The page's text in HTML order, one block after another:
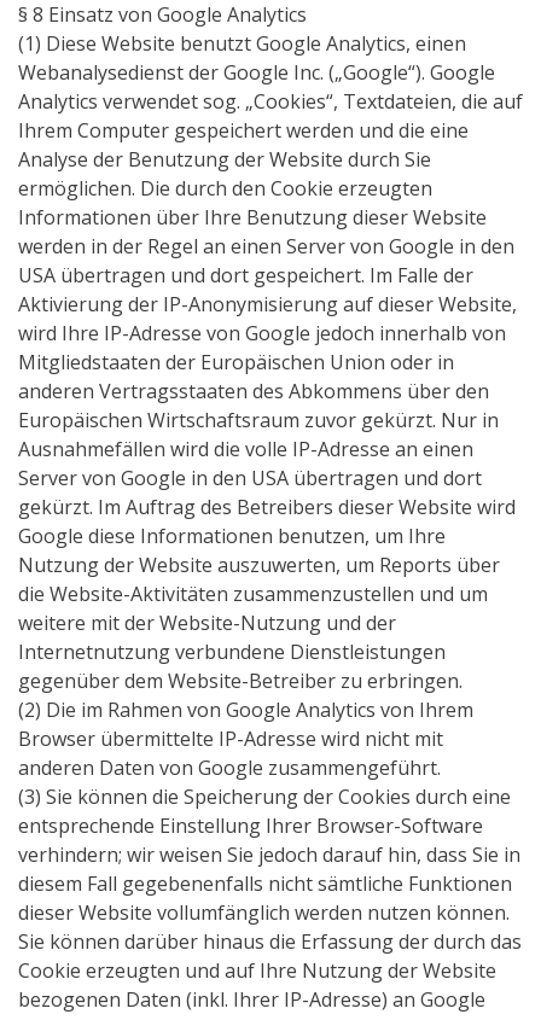
§ 8 Einsatz von Google Analytics
(1) Diese Website benutzt Google Analytics, einen
Webanalysedienst der Google Inc. („Google“). Google
Analytics verwendet sog. „Cookies“, Textdateien, die auf
Ihrem Computer gespeichert werden und die eine
Analyse der Benutzung der Website durch Sie
ermöglichen. Die durch den Cookie erzeugten
Informationen über Ihre Benutzung dieser Website
werden in der Regel an einen Server von Google in den
USA übertragen und dort gespeichert. Im Falle der
Aktivierung der IP-Anonymisierung auf dieser Website,
wird Ihre IP-Adresse von Google jedoch innerhalb von
Mitgliedstaaten der Europäischen Union oder in
anderen Vertragsstaaten des Abkommens über den
Europäischen Wirtschaftsraum zuvor gekürzt. Nur in
Ausnahmefällen wird die volle IP-Adresse an einen
Server von Google in den USA übertragen und dort
gekürzt. Im Auftrag des Betreibers dieser Website wird
Google diese Informationen benutzen, um Ihre
Nutzung der Website auszuwerten, um Reports über
die Website-Aktivitäten zusammenzustellen und um
weitere mit der Website-Nutzung und der
Internetnutzung verbundene Dienstleistungen
gegenüber dem Website-Betreiber zu erbringen.
(2) Die im Rahmen von Google Analytics von Ihrem
Browser übermittelte IP-Adresse wird nicht mit
anderen Daten von Google zusammengeführt.
(3) Sie können die Speicherung der Cookies durch eine
entsprechende Einstellung Ihrer Browser-Software
verhindern; wir weisen Sie jedoch darauf hin, dass Sie in
diesem Fall gegebenenfalls nicht sämtliche Funktionen
dieser Website vollumfänglich werden nutzen können.
Sie können darüber hinaus die Erfassung der durch das
Cookie erzeugten und auf Ihre Nutzung der Website
bezogenen Daten (inkl. Ihrer IP-Adresse) an Google